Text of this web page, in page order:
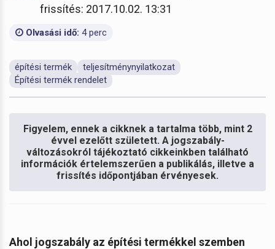
frissítés: 2017.10.02. 13:31
Olvasási idő: 4 perc
építési termék
teljesítménynyilatkozat
Építési termék rendelet
Figyelem, ennek a cikknek a tartalma több, mint 2
évvel ezelőtt született. A jogszabály-
változásokról tájékoztató cikkeinkben található
információk értelemszerűen a publikálás, illetve a
frissítés időpontjában érvényesek.
Ahol jogszabály az építési termékkel szemben